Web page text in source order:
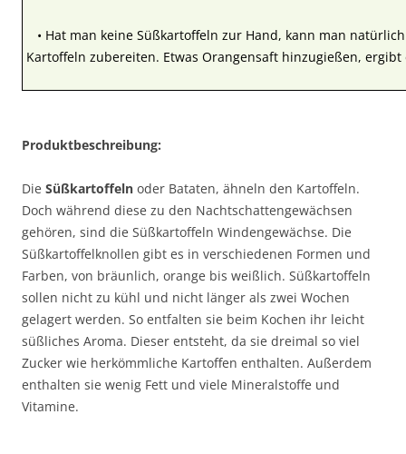
• Hat man keine Süßkartoffeln zur Hand, kann man
Kartoffeln zubereiten. Etwas Orangensaft hinzugießen, ergibt
Produktbeschreibung:
Die Süßkartoffeln oder Bataten, ähneln den Kartoffeln.
Doch während diese zu den Nachtschattengewächsen
gehören, sind die Süßkartoffeln Windengewächse. Die
Süßkartoffelknollen gibt es in verschiedenen Formen und
Farben, von bräunlich, orange bis weißlich. Süßkartoffeln
sollen nicht zu kühl und nicht länger als zwei Wochen
gelagert werden. So entfalten sie beim Kochen ihr leicht
süßliches Aroma. Dieser entsteht, da sie dreimal so viel
Zucker wie herkömmliche Kartoffen enthalten. Außerdem
enthalten sie wenig Fett und viele Mineralstoffe und
Vitamine.